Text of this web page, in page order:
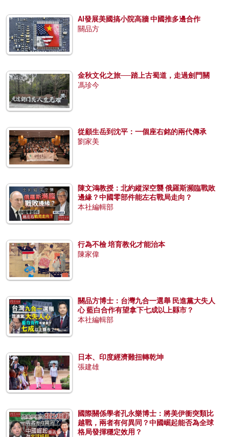
AI發展美國搞小院高牆 中國推多邊合作
關品方
金秋文化之旅──踏上古蜀道，走過劍門關
馮珍今
從顧生岳到沈平：一個座右銘的兩代傳承
劉家美
陳文鴻教授：北約縱深空襲 俄羅斯瀕臨戰敗
邊緣？中國零部件能左右戰局走向？
本社編輯部
行為不檢 培育教化才能治本
陳家偉
關品方博士：台灣九合一選舉 民進黨大失人
心 藍白合作有望拿下七成以上縣市？
本社編輯部
日本、印度經濟難扭轉乾坤
張建雄
國際關係學者孔永樂博士：將美伊衝突類比
越戰，兩者有何異同？中國崛起能否為全球
格局發揮穩定效用？